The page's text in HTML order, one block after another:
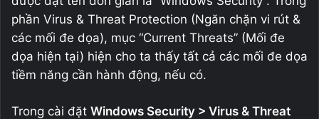
phần Virus & Threat Protection (Ngăn chặn vi rút &
các mối đe dọa), mục “Current Threats” (Mối đe
dọa hiện tại) hiện cho ta thấy tất cả các mối đe dọa
tiềm năng cần hành động, nếu có.
Trong cài đặt Windows Security > Virus & Threat